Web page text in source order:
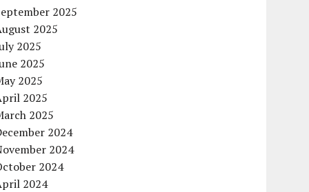
2025
2025
2025
2025
2025
2025
2025
2024
2024
2024
2024